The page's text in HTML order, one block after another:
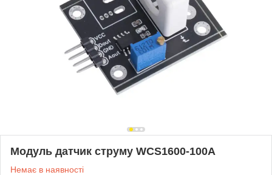
Модуль датчик струму WCS1600-100А
Немає в наявності